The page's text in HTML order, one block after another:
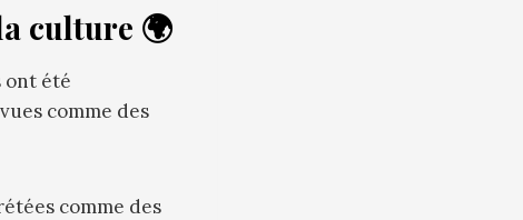
culture 🌍
ont été
comme des
comme des